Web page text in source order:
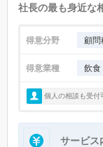
社長の最も身近な
得意分野 顧
得意業種 飲食
個人の相談も受付
サービス